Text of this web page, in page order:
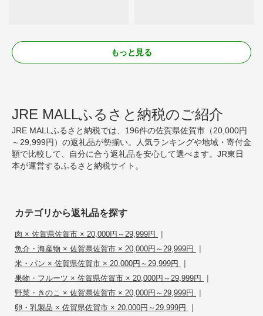
もっと見る
JRE MALLふるさと納税のご紹介
JRE MALLふるさと納税では、196件の佐賀県佐賀市（20,000円
～29,999円）の返礼品が勢揃い。人気ランキングや地域・寄付金
額で比較して、自分に合う返礼品を安心して選べます。JR東日
本が運営するふるさと納税サイト。
カテゴリから返礼品を探す
肉 × 佐賀県佐賀市 × 20,000円～29,999円 |
魚介・海産物 × 佐賀県佐賀市 × 20,000円～29,999円 |
米・パン × 佐賀県佐賀市 × 20,000円～29,999円 |
果物・フルーツ × 佐賀県佐賀市 × 20,000円～29,999円 |
野菜・きのこ × 佐賀県佐賀市 × 20,000円～29,999円 |
卵・乳製品 × 佐賀県佐賀市 × 20,000円～29,999円 |